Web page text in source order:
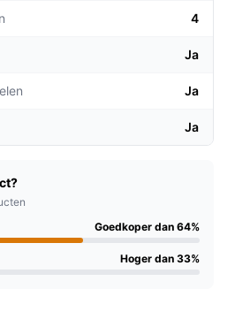
en de automatische
tijdens de wintermaanden.
willen ontspannen
4
Ja
Ja
Ja
Goedkoper dan 64%
Hoger dan 33%